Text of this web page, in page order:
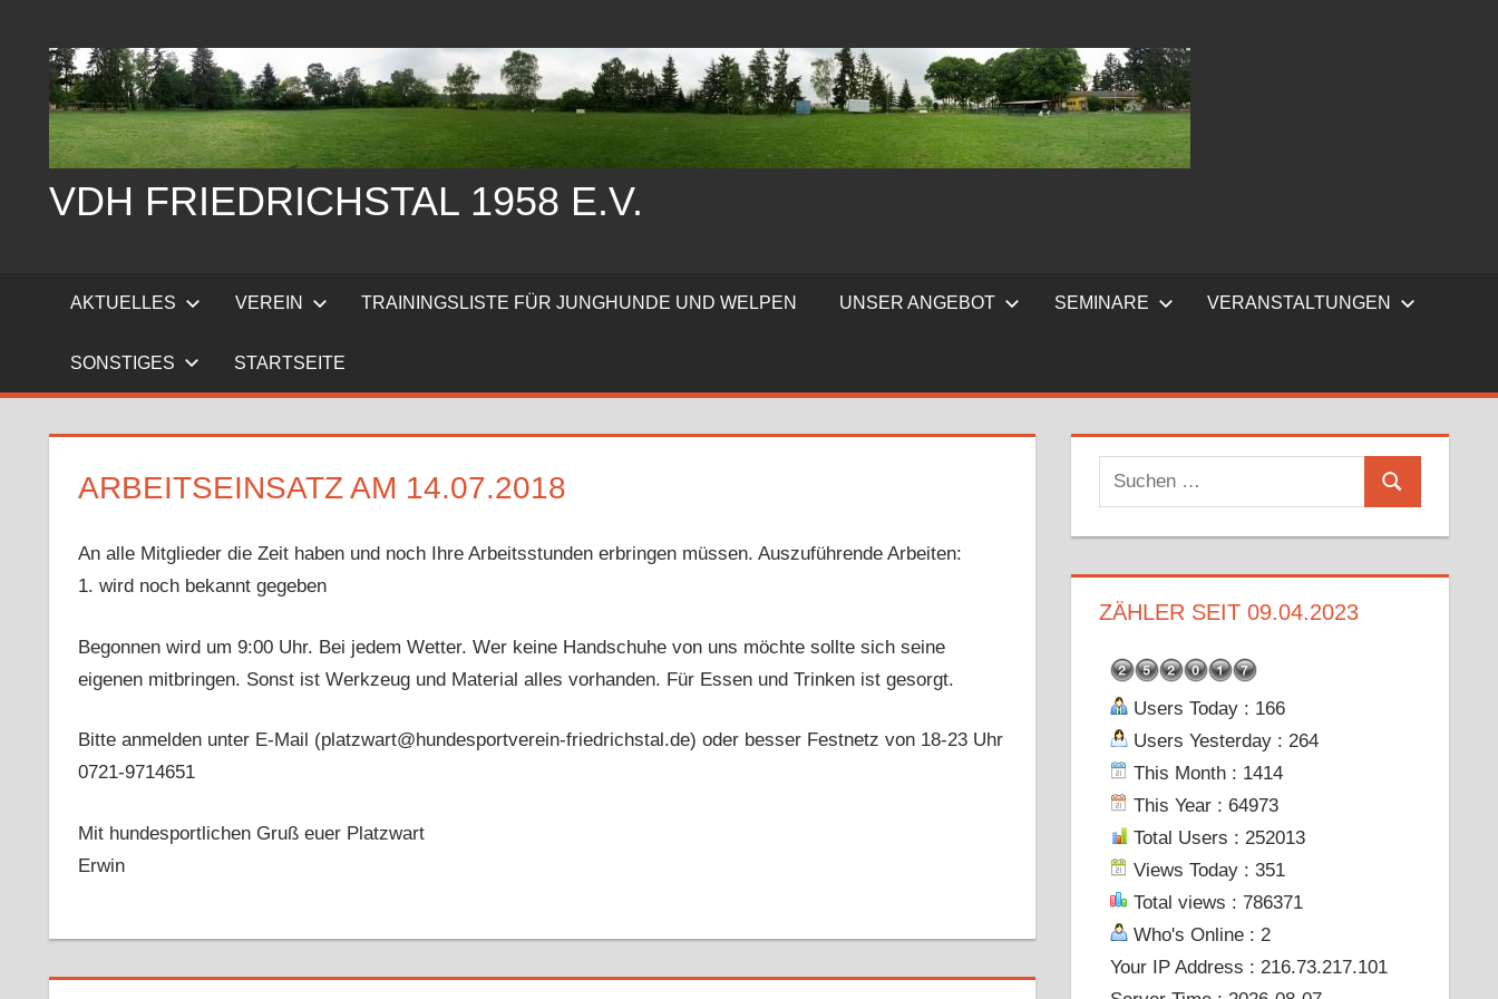
springen
VDH FRIEDRICHSTAL 1958 E.V.
der
Friedrichstal
stellt
AKTUELLES VEREIN TRAININGSLISTE FÜR JUNGHUNDE UND WELPEN UNSER ANGEBOT SEMINARE VERANSTALTUNGEN
SONSTIGES STARTSEITE
ARBEITSEINSATZ AM 14.07.2018
An alle Mitglieder die Zeit haben und noch Ihre Arbeitsstunden erbringen müssen. Auszuführende Arbeiten:
1. wird noch bekannt gegeben
Begonnen wird um 9:00 Uhr. Bei jedem Wetter. Wer keine Handschuhe von uns möchte sollte sich seine
eigenen mitbringen. Sonst ist Werkzeug und Material alles vorhanden. Für Essen und Trinken ist gesorgt.
Bitte anmelden unter E-Mail (platzwart@hundesportverein-friedrichstal.de) oder besser Festnetz von 18-23 Uhr
0721-9714651
Mit hundesportlichen Gruß euer Platzwart
Erwin
Suchen
nach:
Suchen
ZÄHLER SEIT 09.04.2023
Users Today : 166
Users Yesterday : 264
This Month : 1414
This Year : 64973
Total Users : 252013
Views Today : 351
Total views : 786371
Who's Online : 2
Your IP Address : 216.73.217.101